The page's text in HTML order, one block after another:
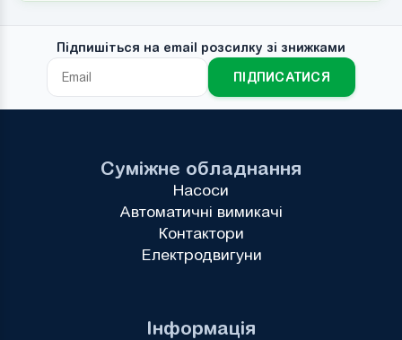
Підпишіться на email розсилку зі знижками
ПІДПИСАТИСЯ
Інформація
Суміжне обладнання
Насоси
Автоматичні вимикачі
Контактори
Електродвигуни